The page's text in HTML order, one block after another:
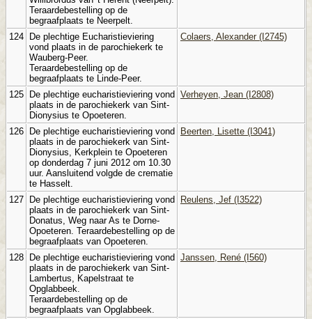
Teraardebestelling op de
begraafplaats te Neerpelt.
124
De plechtige Eucharistieviering
vond plaats in de parochiekerk te
Wauberg-Peer.
Teraardebestelling op de
begraafplaats te Linde-Peer.
Colaers, Alexander (I2745)
125
De plechtige eucharistieviering vond
plaats in de parochiekerk van Sint-
Dionysius te Opoeteren.
Verheyen, Jean (I2808)
126
De plechtige eucharistieviering vond
plaats in de parochiekerk van Sint-
Dionysius, Kerkplein te Opoeteren
op donderdag 7 juni 2012 om 10.30
uur. Aansluitend volgde de crematie
te Hasselt.
Beerten, Lisette (I3041)
127
De plechtige eucharistieviering vond
plaats in de parochiekerk van Sint-
Donatus, Weg naar As te Dorne-
Opoeteren. Teraardebestelling op de
begraafplaats van Opoeteren.
Reulens, Jef (I3522)
128
De plechtige eucharistieviering vond
plaats in de parochiekerk van Sint-
Lambertus, Kapelstraat te
Opglabbeek.
Teraardebestelling op de
begraafplaats van Opglabbeek.
Janssen, René (I560)